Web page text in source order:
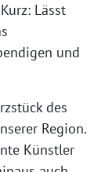
Lässt
und
des
Region.
Künstler